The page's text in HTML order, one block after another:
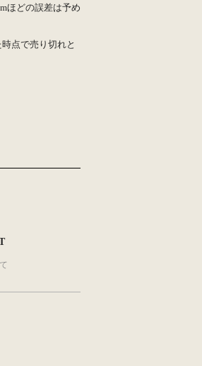
ほどの誤差は予め
点で売り切れと